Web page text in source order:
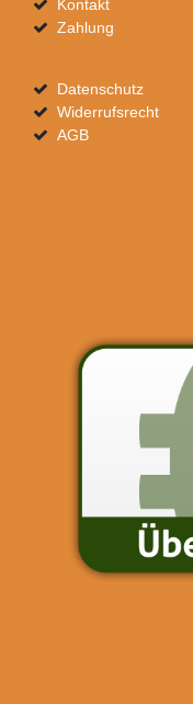
Kontakt
Zahlung
Datenschutz
Widerrufsrecht
AGB